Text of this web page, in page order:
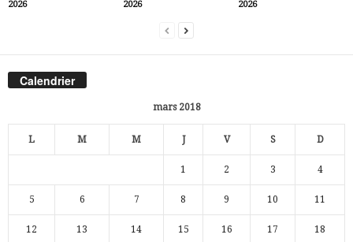
2026
2026
2026
Calendrier
mars 2018
L M M J V S D
1 2 3 4
5 6 7 8 9 10 11
12 13 14 15 16 17 18